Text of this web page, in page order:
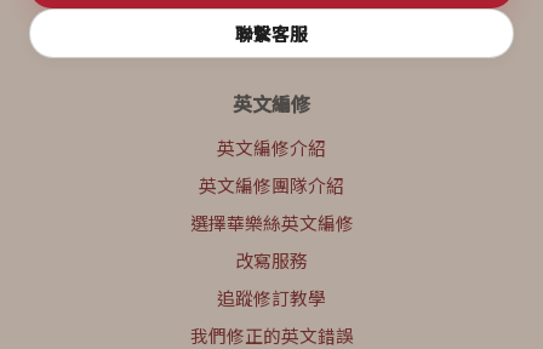
聯繫客服
英文編修
英文編修介紹
英文編修團隊介紹
選擇華樂絲英文編修
改寫服務
追蹤修訂教學
我們修正的英文錯誤